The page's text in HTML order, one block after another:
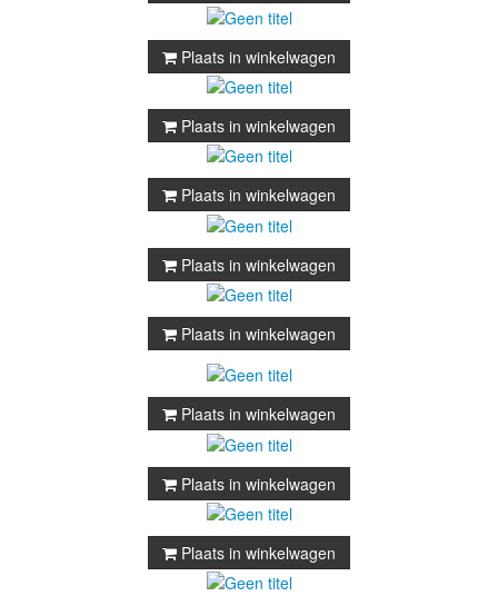
Plaats in winkelwagen
Plaats in winkelwagen
Plaats in winkelwagen
Plaats in winkelwagen
Plaats in winkelwagen
Plaats in winkelwagen
Plaats in winkelwagen
Plaats in winkelwagen